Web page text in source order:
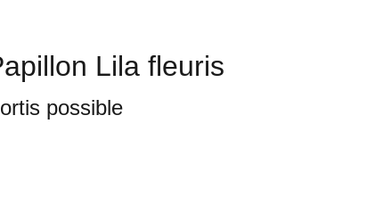
Lila fleuris
possible